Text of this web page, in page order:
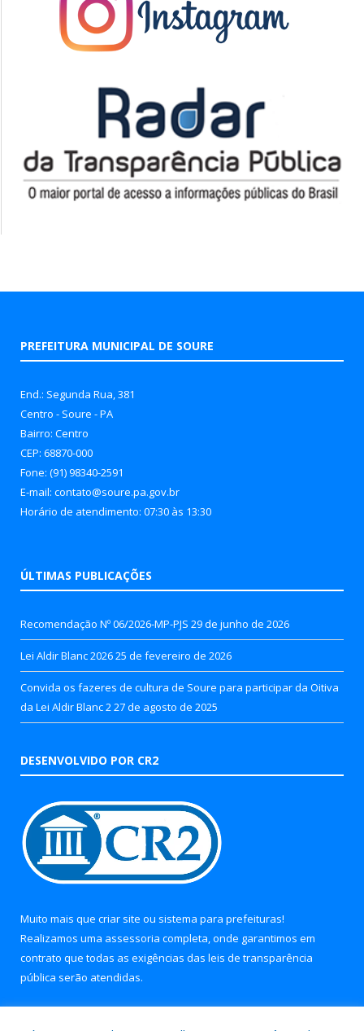
PREFEITURA MUNICIPAL DE SOURE
End.: Segunda Rua, 381
Centro - Soure - PA
Bairro: Centro
CEP: 68870-000
Fone: (91) 98340-2591
E-mail: contato@soure.pa.gov.br
Horário de atendimento: 07:30 às 13:30
ÚLTIMAS PUBLICAÇÕES
Recomendação Nº 06/2026-MP-PJS 29 de junho de 2026
Lei Aldir Blanc 202625 de fevereiro de 2026
Convida os fazeres de cultura de Soure para participar da Oitiva
da Lei Aldir Blanc 2 27 de agosto de 2025
DESENVOLVIDO POR CR2
Muito mais que criar site ou sistema para prefeituras!
Realizamos uma assessoria completa, onde garantimos em
contrato que todas as exigências das leis de transparência
pública serão atendidas.